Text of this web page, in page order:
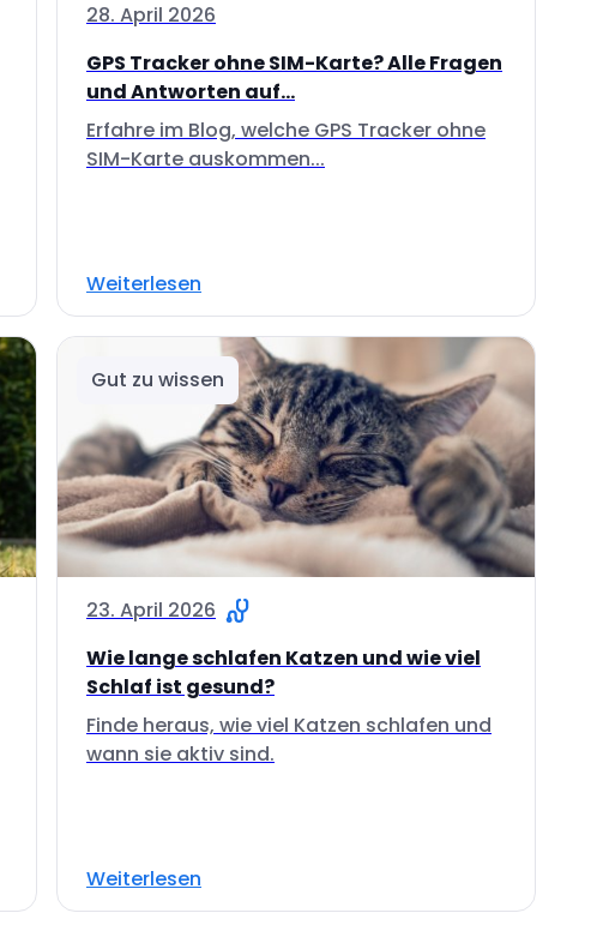
28. April 2026
GPS Tracker ohne SIM-Karte? Alle Fragen
und Antworten auf...
Erfahre im Blog, welche GPS Tracker ohne
SIM-Karte auskommen...
Weiterlesen
Gut zu wissen
23. April 2026
Wie lange schlafen Katzen und wie viel
Schlaf ist gesund?
Finde heraus, wie viel Katzen schlafen und
wann sie aktiv sind.
Weiterlesen